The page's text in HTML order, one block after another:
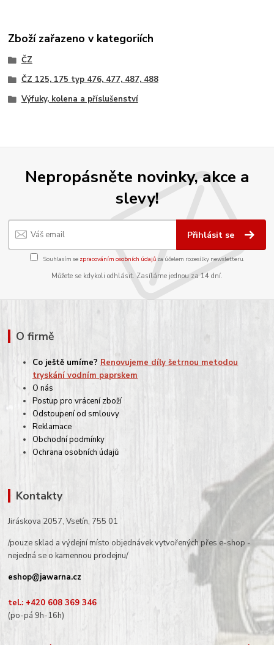
Zboží zařazeno v kategoriích
ČZ
ČZ 125, 175 typ 476, 477, 487, 488
Výfuky, kolena a příslušenství
Nepropásněte novinky, akce a
slevy!
Přihlásit se
Souhlasím se zpracováním osobních údajůza účelem rozesílky newsletteru.
Můžete se kdykoli odhlásit. Zasíláme jednou za 14 dní.
O firmě
Co ještě umíme? Renovujeme díly šetrnou metodou
tryskání vodním paprskem
O nás
Postup pro vrácení zboží
Odstoupení od smlouvy
Reklamace
Obchodní podmínky
Ochrana osobních údajů
Kontakty
Jiráskova 2057, Vsetín, 755 01
/pouze sklad a výdejní místo objednávek vytvořených přes e-shop -
nejedná se o kamennou prodejnu/
eshop@jawarna.cz
tel.: +420 608 369 346
(po-pá 9h-16h)